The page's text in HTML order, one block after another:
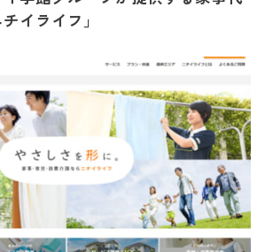
イライフ」